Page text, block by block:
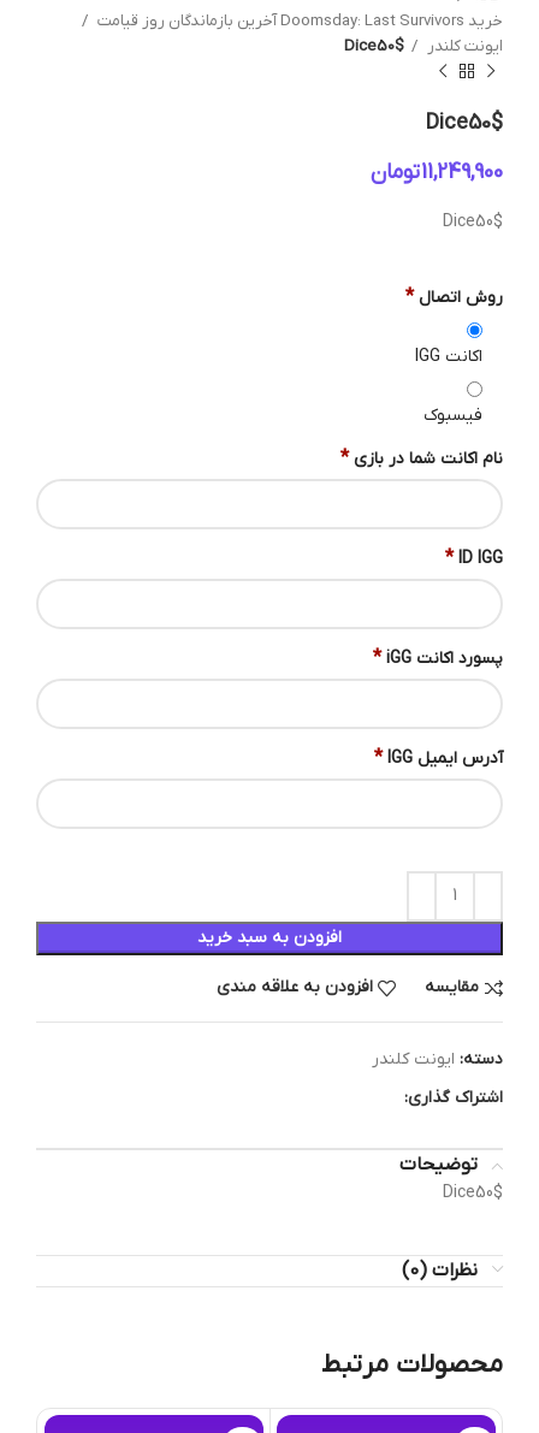
خرید Doomsday: Last Survivors آخرین بازماندگان روز قیامت
ایونت کلندر
Dice50$
Dice50$
تومان
Dice50$
روش اتصال *
اکانت IGG
فیسبوک
نام اکانت شما در بازی *
ID IGG
*
پسورد اکانت iGG *
آدرس ایمیل IGG *
افزودن به سبد خرید
مقایسه افزودن به علاقه مندی
دسته: ایونت کلندر
اشتراک گذاری:
توضیحات
Dice50$
نظرات (0)
محصولات مرتبط